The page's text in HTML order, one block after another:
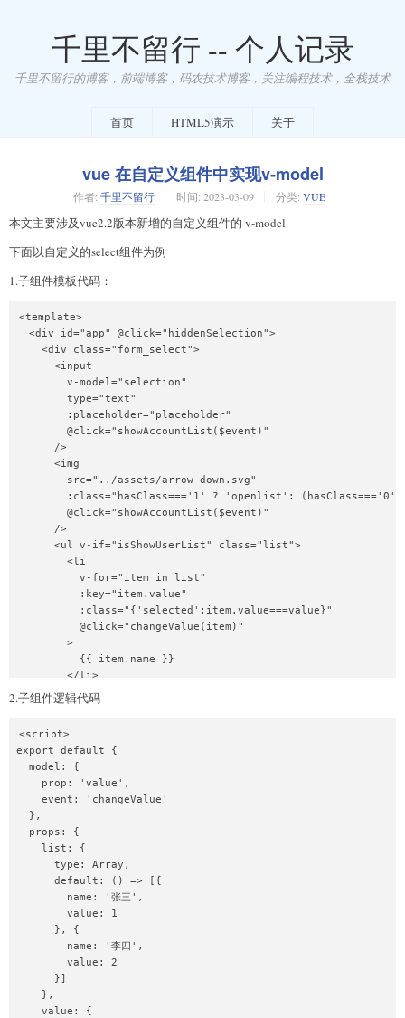
千里不留行 -- 个人记录
千里不留行的博客，前端博客，码农技术博客，关注编程技术，全栈技术
首页 HTML5演示 关于
vue 在自定义组件中实现v-model
作者: 千里不留行 时间: 2023-03-09 分类: VUE
本文主要涉及vue2.2版本新增的自定义组件的 v-model
下面以自定义的select组件为例
1.子组件模板代码：
<template>
  <div id="app" @click="hiddenSelection">
    <div class="form_select">
      <input
        v-model="selection"
        type="text"
        :placeholder="placeholder"
        @click="showAccountList($event)"
      />
      <img
        src="../assets/arrow-down.svg"
:class="hasClass==='1' ? 'openlist':
        @click="showAccountList($event)"
      />
      <ul v-if="isShowUserList" class="list">
        <li
          v-for="item in list"
          :key="item.value"
          :class="{'selected':item.value===value}"
          @click="changeValue(item)"
        >
          {{ item.name }}
        </li>
      </ul>
    </div>
</template>
2.子组件逻辑代码
<script>
export default {
  model: {
    prop: 'value',
    event: 'changeValue'
  },
  props: {
    list: {
      type: Array,
      default: () => [{
        name: '张三',
        value: 1
      }, {
        name: '李四',
        value: 2
      }]
    },
    value: {